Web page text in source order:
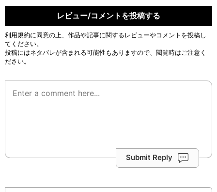
レビュー/コメントを投稿する
利用規約に同意の上、作品や記事に関するレビューやコメントを投稿し
てください。
投稿にはネタバレが含まれる可能性もありますので、閲覧時はご注意く
ださい。
Submit Reply